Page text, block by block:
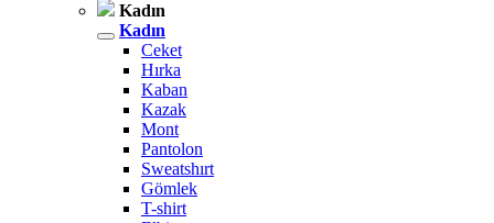
Kadın
Kadın
Ceket
Hırka
Kaban
Kazak
Mont
Pantolon
Sweatshırt
Gömlek
T-shirt